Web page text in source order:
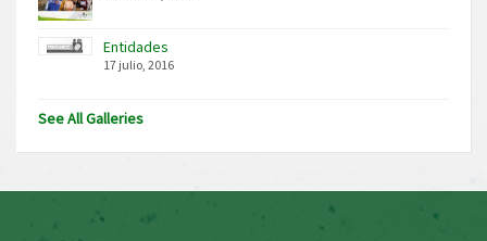
Entidades
17 julio, 2016
See All Galleries